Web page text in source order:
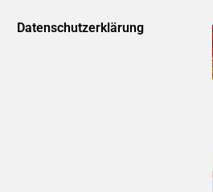
Datenschutzerklärung